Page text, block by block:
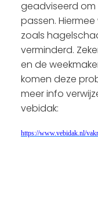
geadviseerd om
passen.
zoals
verminderd.
en de
komen deze
meer info
vebidak:
https://www.vebidak.nl/